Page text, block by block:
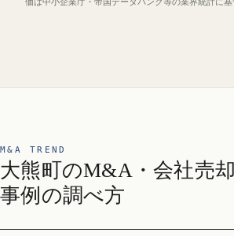
M&A TREND
大熊町のM&A・会社売
事例の調べ方